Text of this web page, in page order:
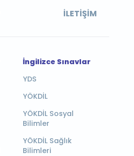
İLETIŞIM
İngilizce Sınavlar
YDS
YÖKDİL
YÖKDİL Sosyal
Bilimler
YÖKDİL Sağlık
Bilimleri